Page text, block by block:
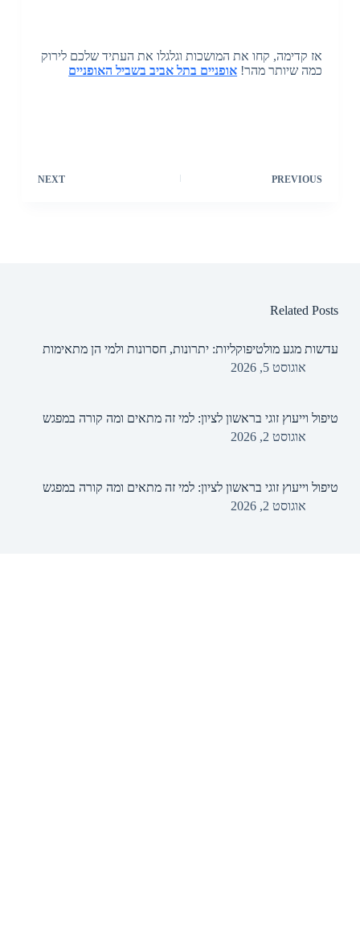
אז קדימה, קחו את המושכות וגלגלו את העתיד שלכם לירוק
כמה שיותר מהר! אופניים בתל אביב בשביל האופניים
PREVIOUS
NEXT
Related Posts
עדשות מגע מולטיפוקליות: יתרונות, חסרונות ולמי הן מתאימות
אוגוסט 5, 2026
טיפול וייעוץ זוגי בראשון לציון: למי זה מתאים ומה קורה במפגש
אוגוסט 2, 2026
טיפול וייעוץ זוגי בראשון לציון: למי זה מתאים ומה קורה במפגש
אוגוסט 2, 2026